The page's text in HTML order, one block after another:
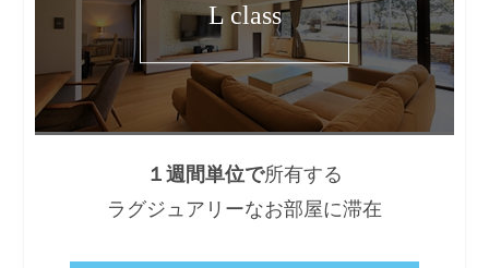
L class
１週間単位で所有する
ラグジュアリーなお部屋に滞在